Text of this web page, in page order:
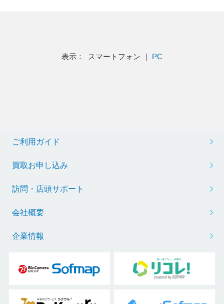
表示： スマートフォン ｜ PC
ご利用ガイド
買取お申し込み
訪問・店頭サポート
会社概要
企業情報